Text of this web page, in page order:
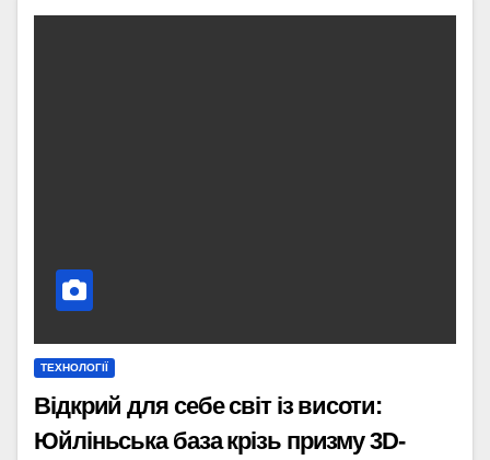
ТЕХНОЛОГІЇ
Відкрий для себе світ із висоти:
Юйліньська база крізь призму 3D-